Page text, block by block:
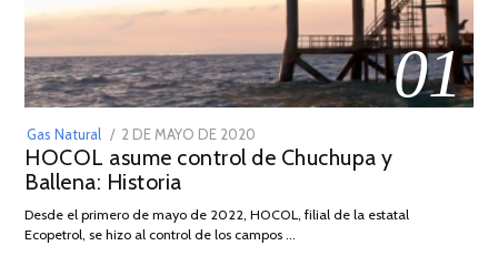
01
Gas Natural
POSTED
ON
2 DE MAYO DE 2020
DE
2026
HOCOL asume control de Chuchupa y
Ballena: Historia
Desde el primero de mayo de 2022, HOCOL, filial de la estatal
Ecopetrol, se hizo al control de los campos …